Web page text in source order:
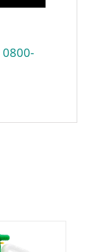
0800-